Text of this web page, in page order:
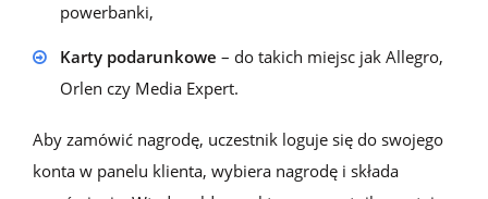
powerbanki,
Karty podarunkowe – do takich miejsc jak Allegro,
Orlen czy Media Expert.
Aby zamówić nagrodę, uczestnik loguje się do swojego
konta w panelu klienta, wybiera nagrodę i składa